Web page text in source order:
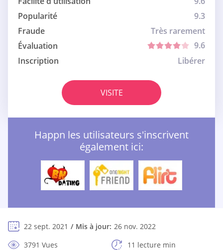
Popularité
9.3
Fraude
Très rarement
Évaluation
9.6
Inscription
Libérer
VISITE
Happn les utilisateurs s'inscrivent
également ici:
22 sept. 2021 Mis à jour: 26 nov. 2022
3791 Vues
11 lecture min